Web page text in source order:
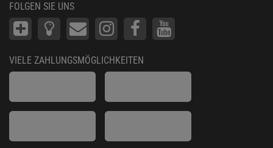
FOLGEN SIE UNS
VIELE ZAHLUNGSMÖGLICHKEITEN